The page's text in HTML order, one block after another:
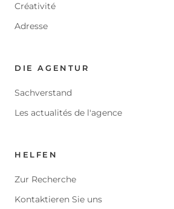
Créativité
Adresse
DIE AGENTUR
Sachverstand
Les actualités de l'agence
HELFEN
Zur Recherche
Kontaktieren Sie uns